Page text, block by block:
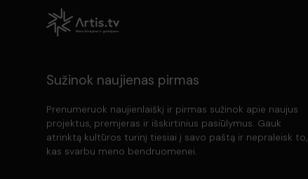
Kalba :
lietuvių
Sužinok naujienas pirmas
Prenumeruok naujienlaiškį ir pirmas sužinok apie naujus
projektus, premjeras ir išskirtinius pasiūlymus. Gauk
atrinktą kultūros turinį tiesiai į savo paštą ir nepraleisk to,
kas svarbu meno bendruomenei.